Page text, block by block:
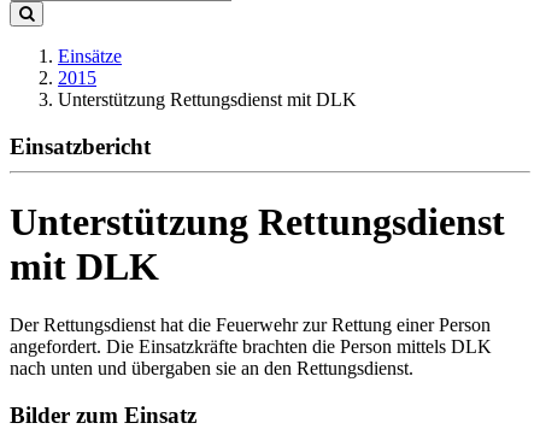
Einsätze
2015
Unterstützung Rettungsdienst mit DLK
Einsatzbericht
Unterstützung Rettungsdienst
mit DLK
Der Rettungsdienst hat die Feuerwehr zur Rettung einer Person
angefordert. Die Einsatzkräfte brachten die Person mittels DLK
nach unten und übergaben sie an den Rettungsdienst.
Bilder zum Einsatz